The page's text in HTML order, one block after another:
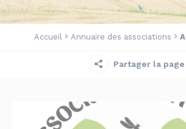
Accueil Annuaire des associations
Partager la page